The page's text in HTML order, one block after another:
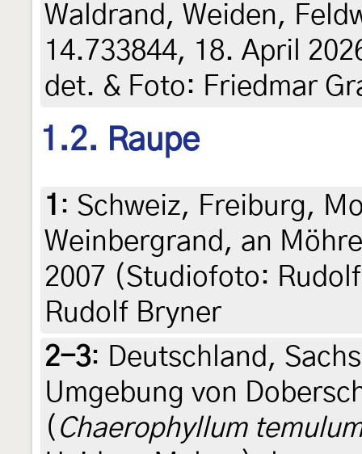
Waldrand, Weiden,
14.733844, 18. April
det. & Foto: Friedmar
1.2. Raupe
1 : Schweiz, Freiburg,
Weinbergrand, an
2007 (Studiofoto:
Rudolf Bryner
2-3: Deutschland,
Umgebung von
( Chaerophyllum